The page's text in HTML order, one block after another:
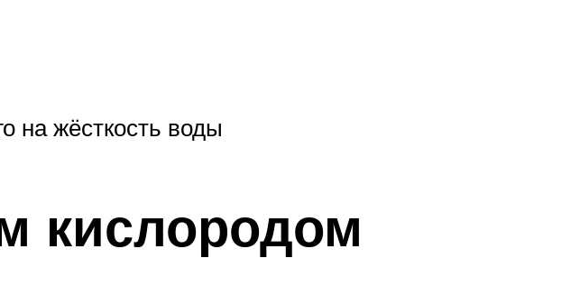
на жёсткость воды
кислородом